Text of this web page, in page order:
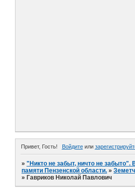
Привет, Гость! Войдитеили
»"Никто не забыт, ничто не забыто".
памяти Пензенской области. »
» Гавриков Николай Павлович